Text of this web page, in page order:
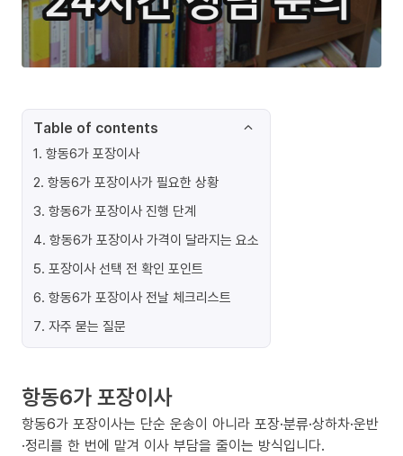
Table of contents
1. 항동6가 포장이사
2. 항동6가 포장이사가 필요한 상황
3. 항동6가 포장이사 진행 단계
4. 항동6가 포장이사 가격이 달라지는 요소
5. 포장이사 선택 전 확인 포인트
6. 항동6가 포장이사 전날 체크리스트
7. 자주 묻는 질문
항동6가 포장이사
항동6가 포장이사는 단순 운송이 아니라 포장·분류·상하차·운반
·정리를 한 번에 맡겨 이사 부담을 줄이는 방식입니다.